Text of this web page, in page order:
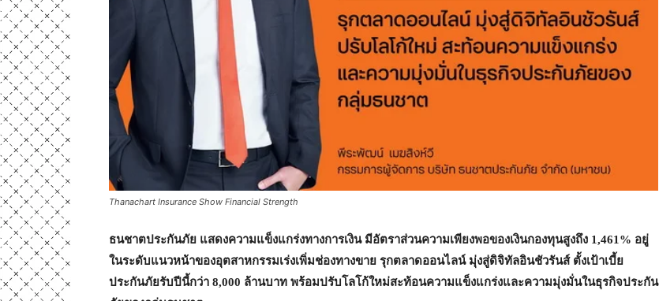
Thanachart Insurance Show Financial Strength
ธนชาตประกันภัย แสดงความแข็งแกร่งทางการเงิน มีอัตราส่วนความเพียงพอของเงินกองทุนสูงถึง 1,461% อยู่
ในระดับแนวหน้าของอุตสาหกรรมเร่งเพิ่มช่องทางขาย รุกตลาดออนไลน์ มุ่งสู่ดิจิทัลอินชัวรันส์ ตั้งเป้าเบี้ย
ประกันภัยรับปีนี้กว่า 8,000 ล้านบาท พร้อมปรับโลโก้ใหม่สะท้อนความแข็งแกร่งและความมุ่งมั่นในธุรกิจประกัน